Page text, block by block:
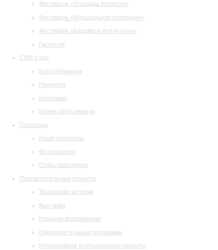
Фестиваль «Площадь Искусств»
Фестиваль «Музыкальная коллекция»
Фестиваль «Барокко в белую ночь»
Гастроли
СМИ о нас
Все публикации
Рецензии
Интервью
Время Шостаковича
Партнеры
Наши партнеры
Фотогалерея
Стать партнером
Просветительские проекты
Творческие встречи
Выставки
Издания филармонии
Образовательные программы
Инклюзивные и специальные проекты